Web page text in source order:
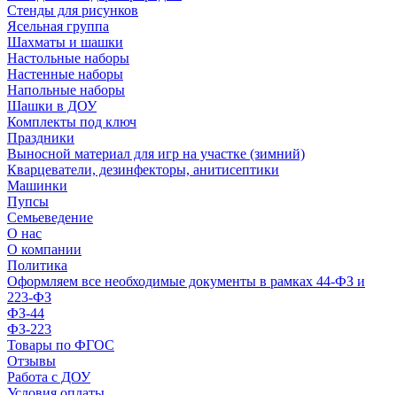
Стенды для рисунков
Ясельная группа
Шахматы и шашки
Настольные наборы
Настенные наборы
Напольные наборы
Шашки в ДОУ
Комплекты под ключ
Праздники
Выносной материал для игр на участке (зимний)
Кварцеватели, дезинфекторы, анитисептики
Машинки
Пупсы
Семьеведение
О нас
О компании
Политика
Оформляем все необходимые документы в рамках 44-ФЗ и
223-ФЗ
ФЗ-44
ФЗ-223
Товары по ФГОС
Отзывы
Работа с ДОУ